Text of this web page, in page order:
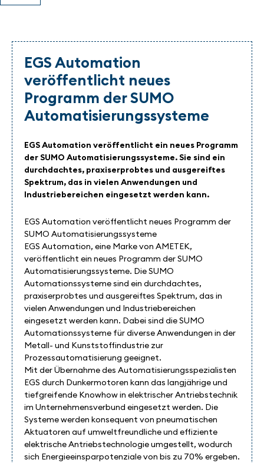
EGS Automation
veröffentlicht neues
Programm der SUMO
Automatisierungssysteme
EGS Automation veröffentlicht ein neues Programm
der SUMO Automatisierungssysteme. Sie sind ein
durchdachtes, praxiserprobtes und ausgereiftes
Spektrum, das in vielen Anwendungen und
Industriebereichen eingesetzt werden kann.
EGS Automation veröffentlicht neues Programm der
SUMO Automatisierungssysteme
EGS Automation, eine Marke von AMETEK,
veröffentlicht ein neues Programm der SUMO
Automatisierungssysteme. Die SUMO
Automationssysteme sind ein durchdachtes,
praxiserprobtes und ausgereiftes Spektrum, das in
vielen Anwendungen und Industriebereichen
eingesetzt werden kann. Dabei sind die SUMO
Automationssysteme für diverse Anwendungen in der
Metall- und Kunststoffindustrie zur
Prozessautomatisierung geeignet.
Mit der Übernahme des Automatisierungsspezialisten
EGS durch Dunkermotoren kann das langjährige und
tiefgreifende Knowhow in elektrischer Antriebstechnik
im Unternehmensverbund eingesetzt werden. Die
Systeme werden konsequent von pneumatischen
Aktuatoren auf umweltfreundliche und effiziente
elektrische Antriebstechnologie umgestellt, wodurch
sich Energieeinsparpotenziale von bis zu 70% ergeben.